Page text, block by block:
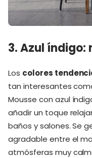
3. Azul
Los colores
tan interesantes
Mousse con azul
añadir un toque
baños y salones. Se
agradable entre el
atmósferas muy